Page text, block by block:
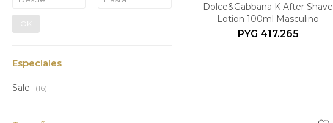
Dolce&Gabbana K After Shave
Lotion 100ml Masculino
PYG 417.265
OK
Especiales
Sale (16)